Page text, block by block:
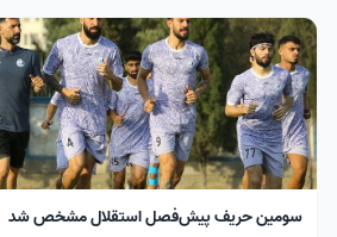
سومین حریف پیش‌فصل استقلال مشخص شد